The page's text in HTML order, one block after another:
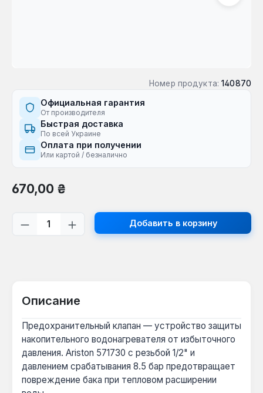
Номер продукта: 140870
Официальная гарантия
От производителя
Быстрая доставка
По всей Украине
Оплата при получении
Или картой / безналично
Обычная цена:
670,00 ₴
Количество продукта: введите
Добавить в корзину
Описание
Предохранительный клапан — устройство защиты
накопительного водонагревателя от избыточного
давления. Ariston 571730 с резьбой 1/2" и
давлением срабатывания 8.5 бар предотвращает
повреждение бака при тепловом расширении